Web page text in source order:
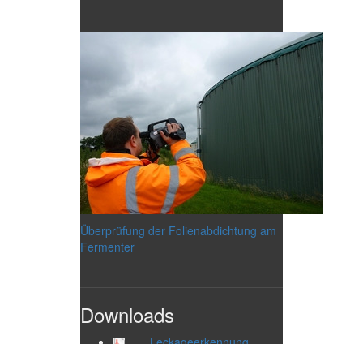
Überprüfung der Folienabdichtung am
Fermenter
Downloads